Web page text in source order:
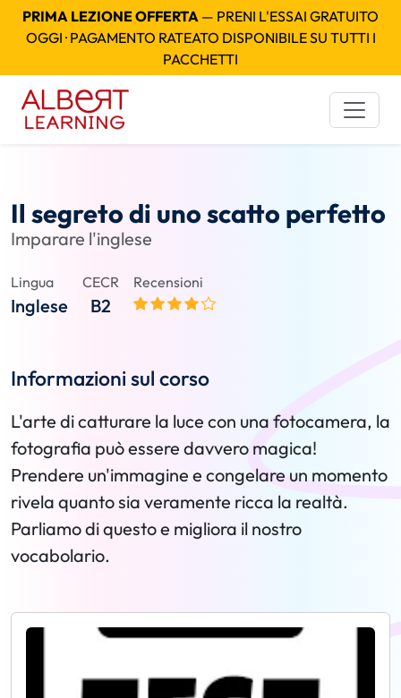
PRIMA LEZIONE OFFERTA — PRENI L'ESSAI GRATUITO
OGGI · PAGAMENTO RATEATO DISPONIBILE SU TUTTI I
PACCHETTI
Il segreto di uno scatto perfetto
Imparare l'inglese
Lingua
Inglese
CECR
B2
Recensioni
Informazioni sul corso
L'arte di catturare la luce con una fotocamera, la
fotografia può essere davvero magica!
Prendere un'immagine e congelare un momento
rivela quanto sia veramente ricca la realtà.
Parliamo di questo e migliora il nostro
vocabolario.